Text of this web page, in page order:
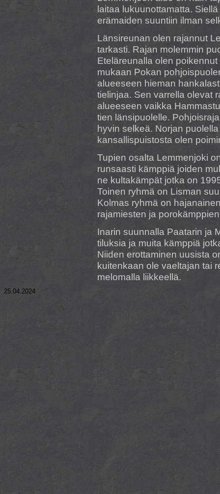
laitaa lukuunottamatta.
erämaiden suuntiin ilman
Länsireunan olen rajannut
tarkasti. Rajan molemmin
Eteläreunalla olen
mukaan Pokan
alueeseen hieman
tielinjaa. Sen varrella olevat
alueeseen vaikka
tien länsipuolelle.
hyvin selkeä. Norjan
kansallispuistosta olen
Tupien osalta Lemmenjoki
runsaasti kämppiä joiden
ne kultakämpät jotka on
Toinen ryhmä on Lisman
Kolmas ryhmä on
rajamiesten ja
Inarin suunnalla Paatarin ja
tiluksia ja muita kämppiä
Niiden erottaminen uusista
kuitenkaan ole vaeltajan tai
melomalla liikkeellä.
25.04.2024